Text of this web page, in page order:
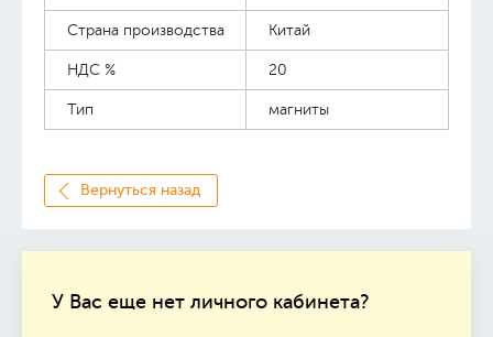
У Вас еще нет личного кабинета?
Страна производства Китай
НДС % 20
Тип магниты
Вернуться назад